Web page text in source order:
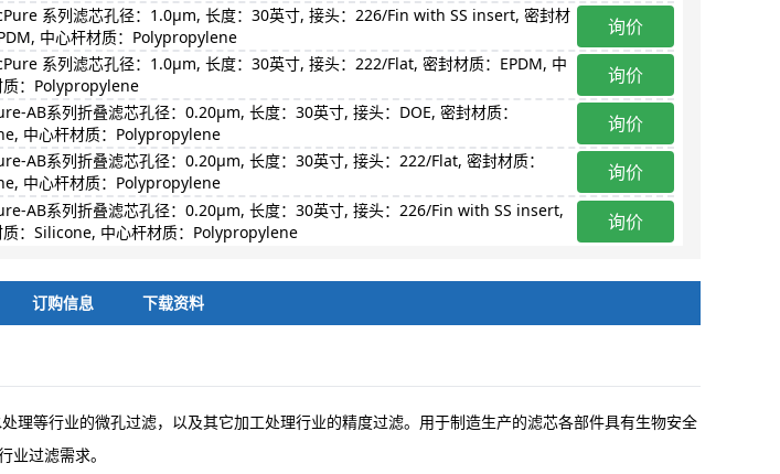
系列滤芯孔径：1.0μm, 长度：30英寸, 接头：226/Fin with SS insert, 密封材
中心杆材质：Polypropylene
询价
系列滤芯孔径：1.0μm, 长度：30英寸, 接头：222/Flat, 密封材质：EPDM, 中
质：Polypropylene
询价
AB系列折叠滤芯孔径：0.20μm, 长度：30英寸, 接头：DOE, 密封材质：
中心杆材质：Polypropylene
询价
AB系列折叠滤芯孔径：0.20μm, 长度：30英寸, 接头：222/Flat, 密封材质：
中心杆材质：Polypropylene
询价
AB系列折叠滤芯孔径：0.20μm, 长度：30英寸, 接头：226/Fin with SS insert,
质：Silicone, 中心杆材质：Polypropylene
询价
订购信息 下载资料
等行业的微孔过滤，以及其它加工处理行业的精度过滤。用于制造生产的滤芯各部件具有生物安全
过滤需求。